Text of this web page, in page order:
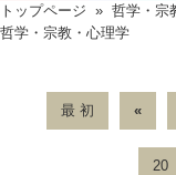
トップページ » 哲学・宗
哲学・宗教・心理学
最 初 «
20